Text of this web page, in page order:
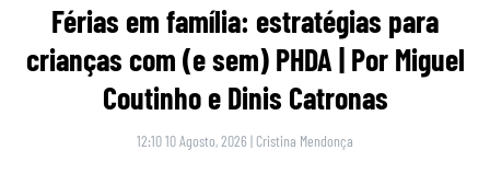
Férias em família: estratégias para
crianças com (e sem) PHDA | Por Miguel
Coutinho e Dinis Catronas
12:10 10 Agosto, 2026 | Cristina Mendonça